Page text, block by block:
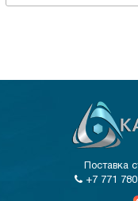
Поставка
+7 771